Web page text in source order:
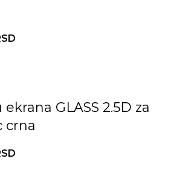
GLASS 2.5D za
crna